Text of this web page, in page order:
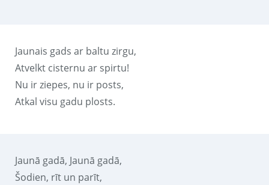
Jaunais gads ar baltu zirgu,
Atvelkt cisternu ar spirtu!
Nu ir ziepes, nu ir posts,
Atkal visu gadu plosts.
Jaunā gadā, Jaunā gadā,
Šodien, rīt un parīt,